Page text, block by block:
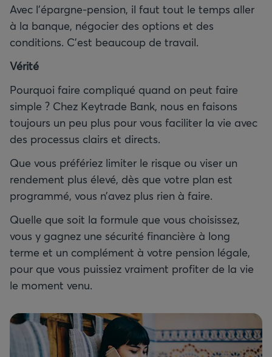
Avec l’épargne-pension, il faut tout le temps aller
à la banque, négocier des options et des
conditions. C’est beaucoup de travail.
Vérité
Pourquoi faire compliqué quand on peut faire
simple ? Chez Keytrade Bank, nous en faisons
toujours un peu plus pour vous faciliter la vie avec
des processus clairs et directs.
Que vous préfériez limiter le risque ou viser un
rendement plus élevé, dès que votre plan est
programmé, vous n’avez plus rien à faire.
Quelle que soit la formule que vous choisissez,
vous y gagnez une sécurité financière à long
terme et un complément à votre pension légale,
pour que vous puissiez vraiment profiter de la vie
le moment venu.